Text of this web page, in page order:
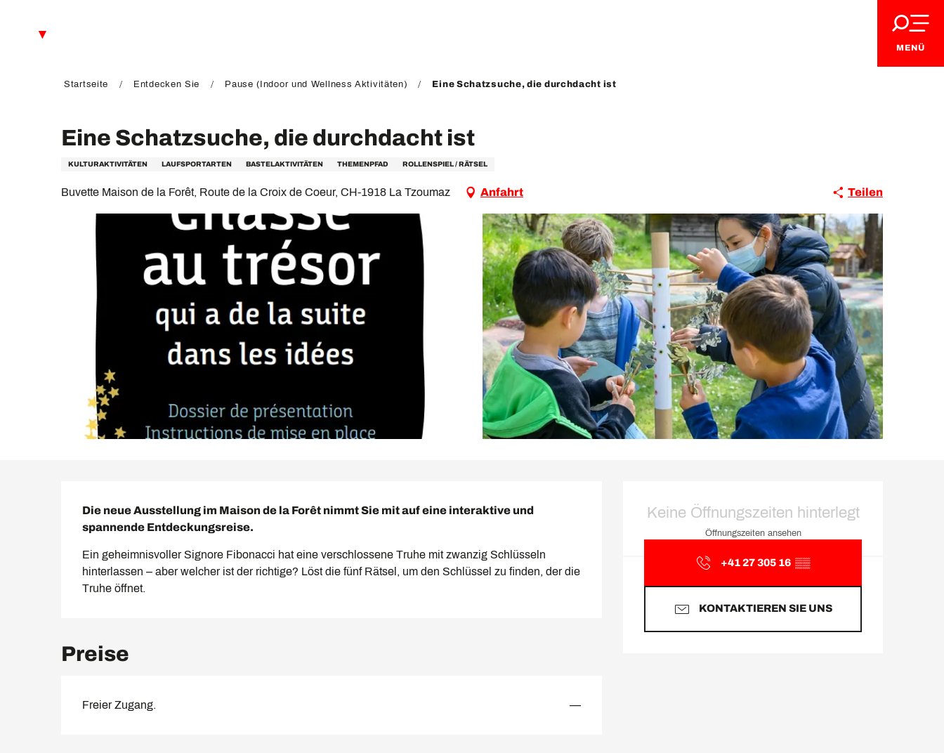
MENÜ
Startseite Entdecken Sie Pause (Indoor und Wellness Aktivitäten) Eine Schatzsuche, die durchdacht ist
Eine Schatzsuche, die durchdacht ist
KULTURAKTIVITÄTEN LAUFSPORTARTEN BASTELAKTIVITÄTEN THEMENPFAD ROLLENSPIEL / RÄTSEL
Buvette Maison de la Forêt, Route de la Croix de Coeur, CH-1918 La Tzoumaz Anfahrt Teilen
Öffnungszeiten &
Keine Öffnungszeiten hinterlegt
Öffnungszeiten ansehen
+41 27 305 16 ▒▒
KONTAKTIEREN SIE UNS
Die neue Ausstellung im Maison de la Forêt nimmt Sie mit auf eine interaktive und
spannende Entdeckungsreise.
Ein geheimnisvoller Signore Fibonacci hat eine verschlossene Truhe mit zwanzig Schlüsseln
hinterlassen – aber welcher ist der richtige? Löst die fünf Rätsel, um den Schlüssel zu finden, der die
Truhe öffnet.
Preise
Freier Zugang. —